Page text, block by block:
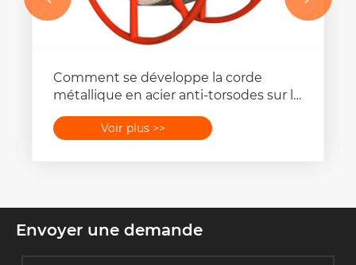
Comment se développe la corde
métallique en acier anti-torsodes sur le
Voir plus >>
Envoyer une demande